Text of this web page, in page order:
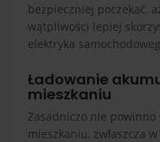
bezpieczniej poczekać,
wątpliwości lepiej
elektryka
Ładowanie
mieszkaniu
Zasadniczo nie powinno
mieszkaniu, zwłaszcza